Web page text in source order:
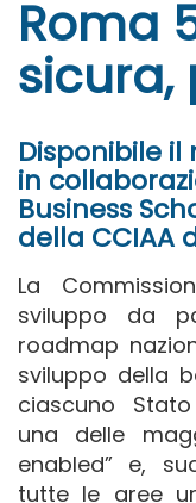
Roma
sicura,
Disponibile
in
Business
della CCIAA
La
sviluppo da
roadmap
sviluppo della
ciascuno
una delle
enabled” e,
tutte le aree